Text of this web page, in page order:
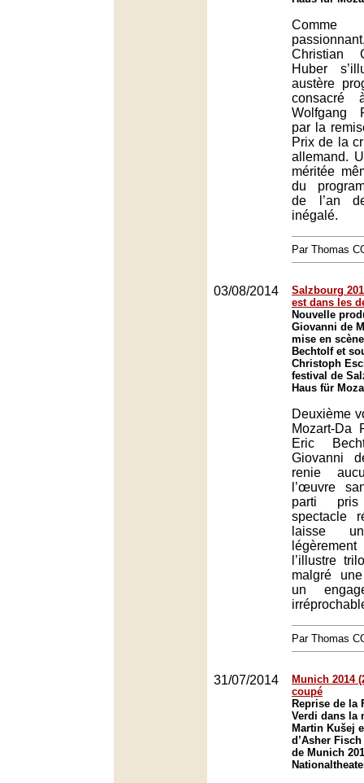
Christian
Huber
austère
consacré
Wolfgang
par la
Prix de la
allemand.
méritée
du
de l’an
inégalé.
Par Thomas
03/08/2014
Salzbourg
est dans les
Nouvelle
Giovanni de
mise en
Bechtolf et
Christoph
festival de
Haus für
Deuxième
Mozart-Da
Eric
Giovanni
renie
l’œuvre
parti
spectacle
laisse
l’illustre
malgré
un
Par Thomas
31/07/2014
Munich 2014
coupé
Reprise de la
Verdi dans la
Martin Kušej
d’Asher
de Munich